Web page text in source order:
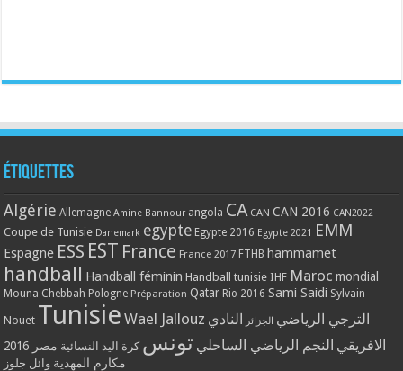
Étiquettes
Algérie Allemagne Amine Bannour angola CA CAN CAN 2016 CAN2022
Coupe de Tunisie Danemark egypte Egypte 2016 Egypte 2021 EMM
Espagne ESS EST France France 2017 FTHB hammamet
handball Handball féminin Handball tunisie IHF Maroc mondial
Mouna Chebbah Pologne Préparation Qatar Rio 2016 Sami Saidi Sylvain
Nouet Tunisie Wael Jallouz الترجي الرياضي الجزائر النادي
الافريقي النجم الرياضي الساحلي تونس كرة اليد النسائية مصر 2016
مكارم المهدية وائل جلوز